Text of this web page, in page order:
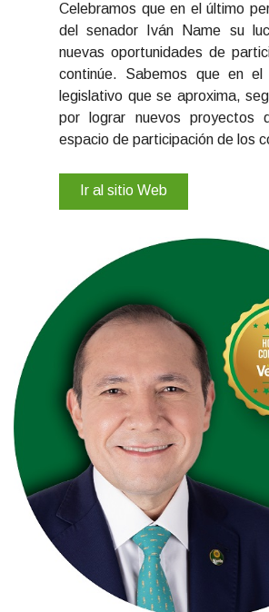
Celebramos que en el último
del senador Iván Name su
nuevas oportunidades de
continúe. Sabemos que en el
legislativo que se aproxima,
por lograr nuevos proyectos
espacio de participación de los
Ir al sitio Web